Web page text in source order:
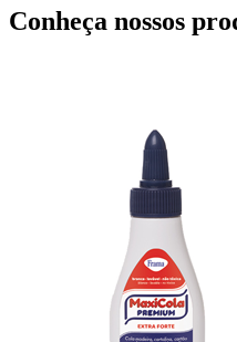
Conheça nossos